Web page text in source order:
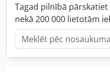
Tagad pilnībā
nekā 200 000 lietotām